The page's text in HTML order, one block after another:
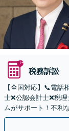
税務訴訟
【全国対応】📞電
士❌公認会計士❌税
ムがサポート！不利
い。